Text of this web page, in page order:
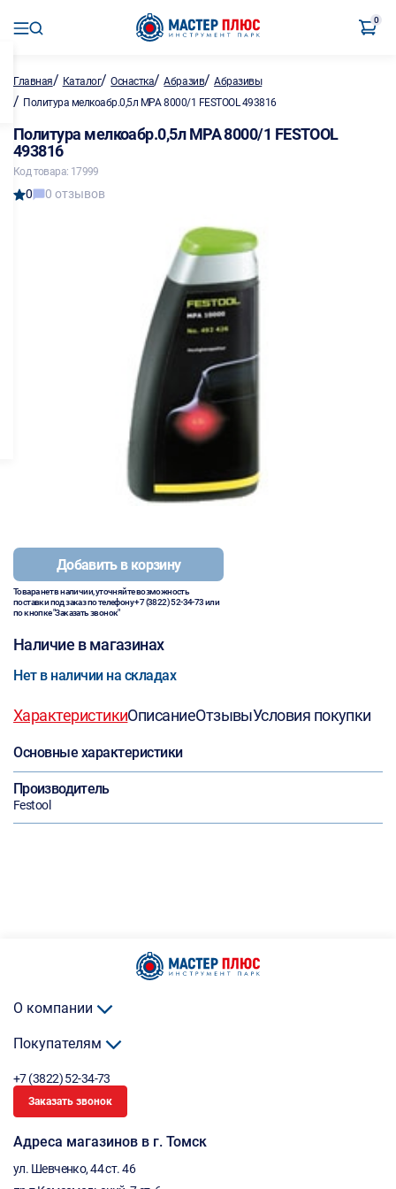
0
Главная/ Каталог/Оснастка/Абразив/Абразивы
/ Политура мелкоабр.0,5л MPA 8000/1 FESTOOL 493816
Политура мелкоабр.0,5л MPA 8000/1 FESTOOL
493816
Код товара: 17999
0 0 отзывов
Добавить в корзину
Товара нет в наличии, уточняйте возможность
поставки под заказ по телефону+7 (3822) 52-34-73или
по кнопке "Заказать звонок"
Наличие в магазинах
Нет в наличии на складах
ХарактеристикиОписаниеОтзывыУсловия покупки
Основные характеристики
Производитель
Festool
О компании
Покупателям
+7 (3822) 52-34-73
Заказать звонок
Адреса магазинов в г. Томск
ул. Шевченко, 44 ст. 46